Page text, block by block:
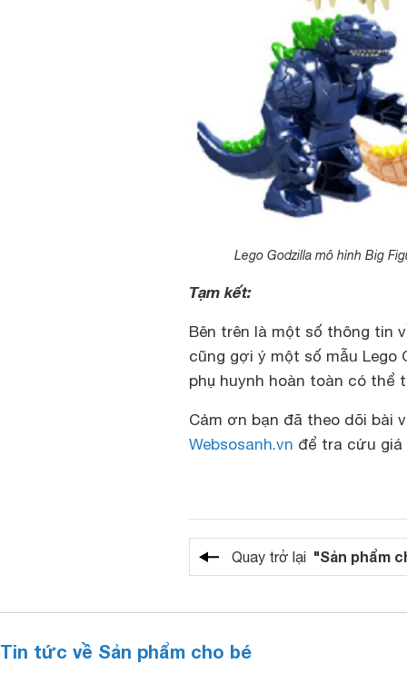
Lego Godzilla mô hình Big
Tạm kết:
Bên trên là một số thông tin
cũng gợi ý một số mẫu
phụ huynh hoàn toàn có thể
Cảm ơn bạn đã theo dõi bài
Websosanh.vn để tra cứu giá
Quay trở lại "Sản phẩm
Tin tức về Sản phẩm cho bé